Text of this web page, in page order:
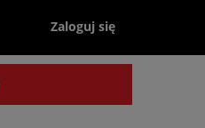
Zaloguj się